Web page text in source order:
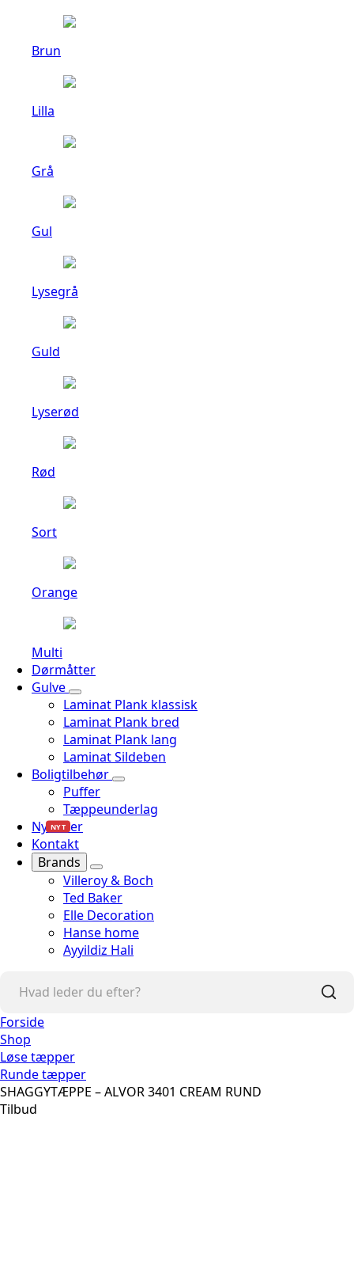
Brun
Lilla
Grå
Gul
Lysegrå
Guld
Lyserød
Rød
Sort
Orange
Multi
Dørmåtter
Gulve
Laminat Plank klassisk
Laminat Plank bred
Laminat Plank lang
Laminat Sildeben
Boligtilbehør
Puffer
Tæppeunderlag
Nyheder
NYT
Kontakt
Brands
Villeroy & Boch
Ted Baker
Elle Decoration
Hanse home
Ayyildiz Hali
Forside
Shop
Løse tæpper
Runde tæpper
SHAGGYTÆPPE – ALVOR 3401 CREAM RUND
Tilbud